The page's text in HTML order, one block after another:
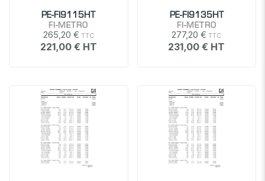
PE-FI9115HT
FI-METRO
265,20 €
221,00 €
PE-FI9135HT
FI-METRO
277,20 €
231,00 €